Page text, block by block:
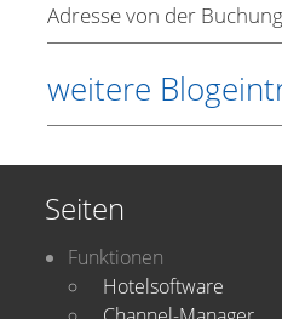
Adresse von der
weitere
Seiten
Funktionen
Hotelsoftware